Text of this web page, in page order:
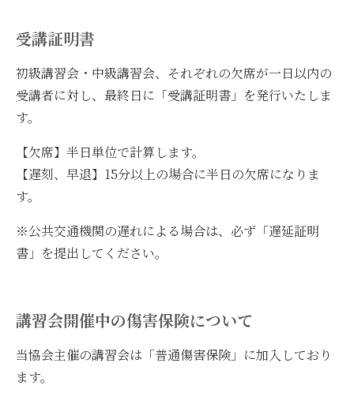
受講証明書
初級講習会・中級講習会、それぞれの欠席が一日以内の
受講者に対し、最終日に「受講証明書」を発行いたしま
す。
【欠席】半日単位で計算します。
【遅刻、早退】15分以上の場合に半日の欠席になりま
す。
※公共交通機関の遅れによる場合は、必ず「遅延証明
書」を提出してください。
講習会開催中の傷害保険について
当協会主催の講習会は「普通傷害保険」に加入しており
ます。